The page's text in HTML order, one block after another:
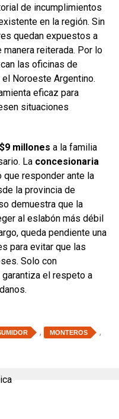
de incumplimientos
en la región. Sin
quedan expuestos a
reiterada. Por lo
las oficinas de
Noroeste Argentino.
eficaz para
situaciones
$9 millones a la familia
La concesionaria
que responder ante la
la provincia de
demuestra que la
al eslabón más débil
queda pendiente una
para evitar que las
Solo con
el respeto a
, MONTEROS ,